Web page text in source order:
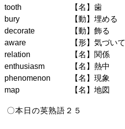
tooth
【名】歯
bury
【動】埋める
decorate
【動】飾る
aware
【形】気づいて
relation
【名】関係
enthusiasm
【名】熱中
phenomenon
【名】現象
map
【名】地図
〇本日の英熟語２５